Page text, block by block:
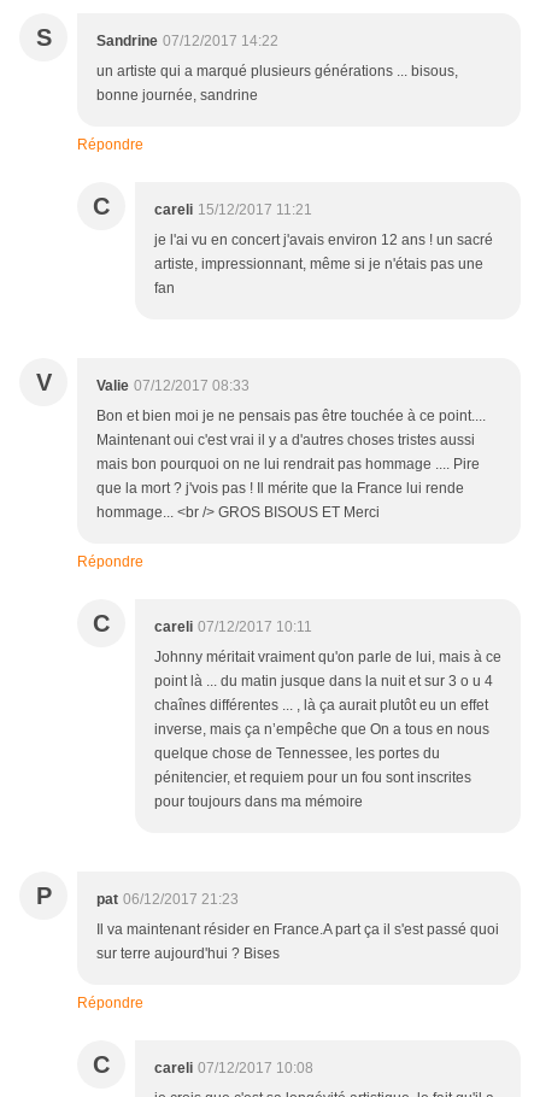
S Sandrine 07/12/2017 14:22
un artiste qui a marqué plusieurs générations ... bisous,
bonne journée, sandrine
Répondre
C careli 15/12/2017 11:21
je l'ai vu en concert j'avais environ 12 ans ! un sacré
artiste, impressionnant, même si je n'étais pas une
fan
V Valie 07/12/2017 08:33
Bon et bien moi je ne pensais pas être touchée à ce point....
Maintenant oui c'est vrai il y a d'autres choses tristes aussi
mais bon pourquoi on ne lui rendrait pas hommage .... Pire
que la mort ? j'vois pas ! Il mérite que la France lui rende
hommage... <br /> GROS BISOUS ET Merci
Répondre
C careli 07/12/2017 10:11
Johnny méritait vraiment qu'on parle de lui, mais à ce
point là ... du matin jusque dans la nuit et sur 3 o u 4
chaînes différentes ... , là ça aurait plutôt eu un effet
inverse, mais ça n’empêche que On a tous en nous
quelque chose de Tennessee, les portes du
pénitencier, et requiem pour un fou sont inscrites
pour toujours dans ma mémoire
P pat 06/12/2017 21:23
Il va maintenant résider en France.A part ça il s'est passé quoi
sur terre aujourd'hui ? Bises
Répondre
C careli 07/12/2017 10:08